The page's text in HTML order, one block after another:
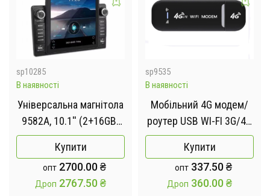
sp10285
В наявності
Універсальна магнітола
9582A, 10.1'' (2+16GB)
Android 11 Carplay
Купити
опт 2700.00₴
Дроп 2767.50₴
sp9535
В наявності
Мобільний 4G модем/
роутер USB WI-FI 3G/4G
LTE 3in1 HotSpot
Купити
опт 337.50₴
Дроп 360.00₴